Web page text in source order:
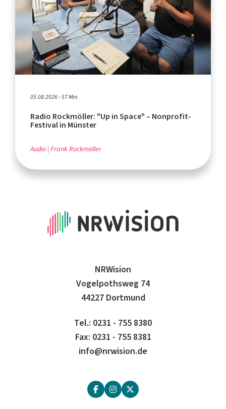
05.08.2026 - 57 Min.
Radio Rockmöller: "Up in Space" – Nonprofit-
Festival in Münster
Audio Frank Rockmöller
NRWision
Vogelpothsweg 74
44227 Dortmund
Tel.: 0231 - 755 8380
Fax: 0231 - 755 8381
info@nrwision.de